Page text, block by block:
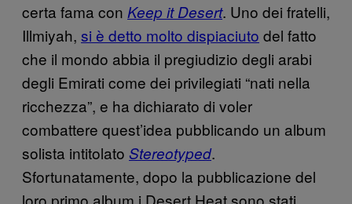
certa fama con Keep it Desert. Uno dei fratelli,
Illmiyah, si è detto molto dispiaciuto del fatto
che il mondo abbia il pregiudizio degli arabi
degli Emirati come dei privilegiati “nati nella
ricchezza”, e ha dichiarato di voler
combattere quest’idea pubblicando un album
solista intitolato Stereotyped.
Sfortunatamente, dopo la pubblicazione del
loro primo album i Desert Heat sono stati